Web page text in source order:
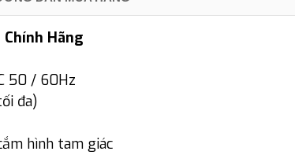
Hãng
50 / 60Hz
đa)
hình tam giác